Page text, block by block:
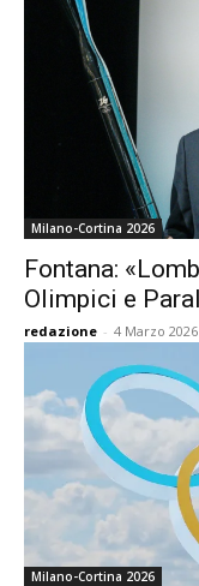
Milano-Cortina 2026
Fontana:
Olimpici e
redazione - 4 Marzo 2026
Milano-Cortina 2026